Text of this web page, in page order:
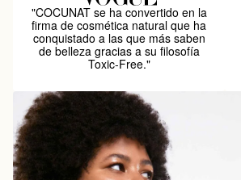
"COCUNAT se ha convertido en la
firma de cosmética natural que ha
conquistado a las que más saben
de belleza gracias a su filosofía
Toxic-Free."